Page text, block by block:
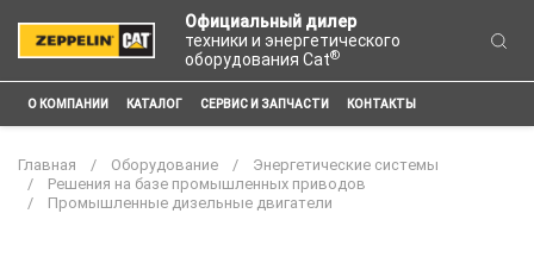
Официальный дилер
техники и энергетического
оборудования Cat®
О КОМПАНИИ КАТАЛОГ СЕРВИС И ЗАПЧАСТИ КОНТАКТЫ
Главная Оборудование
Энергетические системы
Решения на базе промышленных приводов
Промышленные дизельные двигатели